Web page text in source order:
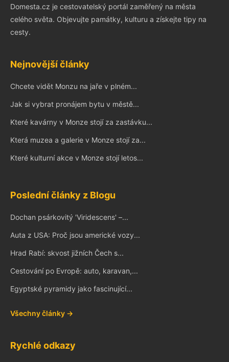
Domesta.cz je cestovatelský portál zaměřený na města
celého světa. Objevujte památky, kulturu a získejte tipy na
cesty.
Nejnovější články
Chcete vidět Monzu na jaře v plném...
Jak si vybrat pronájem bytu v městě...
Které kavárny v Monze stojí za zastávku...
Která muzea a galerie v Monze stojí za...
Které kulturní akce v Monze stojí letos...
Poslední články z Blogu
Dochan psárkovitý 'Viridescens' –...
Auta z USA: Proč jsou americké vozy...
Hrad Rabí: skvost jižních Čech s...
Cestování po Evropě: auto, karavan,...
Egyptské pyramidy jako fascinující...
Všechny články →
Rychlé odkazy